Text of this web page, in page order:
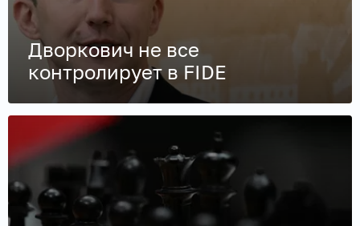
Дворкович не все
контролирует в FIDE